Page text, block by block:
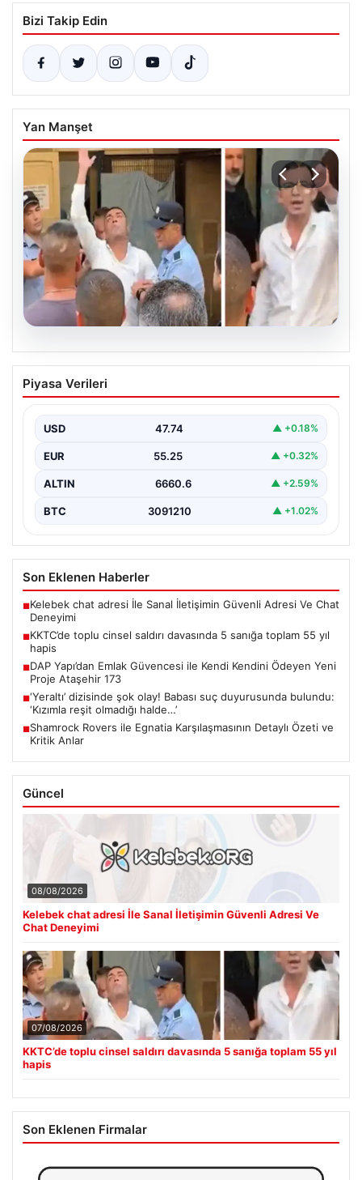
Bizi Takip Edin
Yan Manşet
KKTC’de toplu cinsel saldırı davasında 5
sanığa toplam 55 yıl hapis
gerçekleşen toplu cinsel saldırı ve bu saldırının…
Piyasa Verileri
USD 47.74 ▲ +0.18%
EUR 55.25 ▲ +0.32%
ALTIN 6660.6 ▲ +2.59%
BTC 3091210 ▲ +1.02%
Son Eklenen Haberler
■Kelebek chat adresi İle Sanal İletişimin Güvenli Adresi Ve Chat
Deneyimi
■KKTC’de toplu cinsel saldırı davasında 5 sanığa toplam 55 yıl
hapis
■DAP Yapı’dan Emlak Güvencesi ile Kendi Kendini Ödeyen Yeni
Proje Ataşehir 173
■‘Yeraltı’ dizisinde şok olay! Babası suç duyurusunda bulundu:
‘Kızımla reşit olmadığı halde…’
■Shamrock Rovers ile Egnatia Karşılaşmasının Detaylı Özeti ve
Kritik Anlar
Güncel
08/08/2026
Kelebek chat adresi İle Sanal İletişimin Güvenli Adresi Ve
Chat Deneyimi
07/08/2026
KKTC’de toplu cinsel saldırı davasında 5 sanığa toplam 55 yıl
hapis
Son Eklenen Firmalar